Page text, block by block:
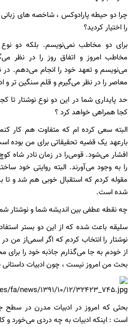
چرا دو حیطه پارادوکس ، شاخصه های زبانی و
را اختیار کردید؟
برای دو مخاطب نمی‌نویسم. بلکه دو
مخاطب امروز و اتفاق روز را در نظر
می‌نویسم و تعهد خود را انجام می‌دهم. در
معاصر را در نظر می‌گیرم و قلم سنگین تر و
حد پایداری شما در این دو نوع نوشتار
کجا همراهی خواهد کرد ؟
البته سعی کرده ام که متفاوت هم کار
بارعهد یک قضیه تحقیقاتی برای من بوده
افشار می‌شود. قومی‌را در زمان نادر شاه
را به وجود می‌آورند. البته روایتی خود
مقوله کردم که استقبال خوبی هم شد و
شده است.
چه نقطه عطفی بین اندیشه شما و نوشتار
سلیقه باعث شده که از این دو بستر
نوشتار را انتخاب کردم که اگر اسمی‌از من
از خودم به جا می‌گذارم جاذبه خود را
بحث من امروز نیست ، چون ادبیات
بحثی که امروز در ادبیات مدرن در
است : اینکه ادبیات به چه دردی می‌خورد و